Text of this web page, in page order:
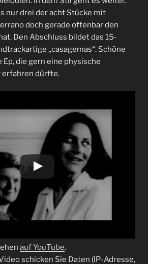
nur drei der acht Stücke mit
doch gerade offenbar den
Den Abschluss bildet das 15-
„casagemas“. Schöne
Ep, die gern eine physische
dürfte.
auf YouTube.
schicken Sie Daten (IP-Adresse,